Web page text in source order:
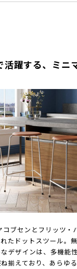
活躍する、ミニ
コブセンとフリッツ・
たドットスツール。
デザインは、多機能
揃えており、あらゆ